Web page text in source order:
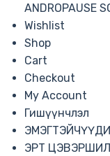
ANDROPAUSE
Wishlist
Shop
Cart
Checkout
My Account
Гишүүнчлэл
ЭРТ